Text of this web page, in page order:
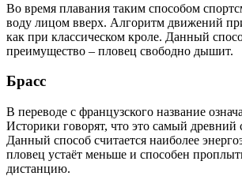
Во время плавания таким способом
воду лицом вверх. Алгоритм движений
как при классическом кроле. Данный
преимущество – пловец свободно дышит.
Брасс
В переводе с французского название
Историки говорят, что это самый древний
Данный способ считается наиболее
пловец устаёт меньше и способен
дистанцию.